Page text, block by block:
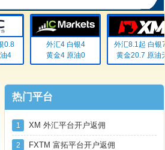
外汇4 白银4
黄金4 原油0
外汇8.1起 白银72
黄金20.7 原油无
热门平台
1 XM 外汇平台开户返佣
2 FXTM 富拓平台开户返佣